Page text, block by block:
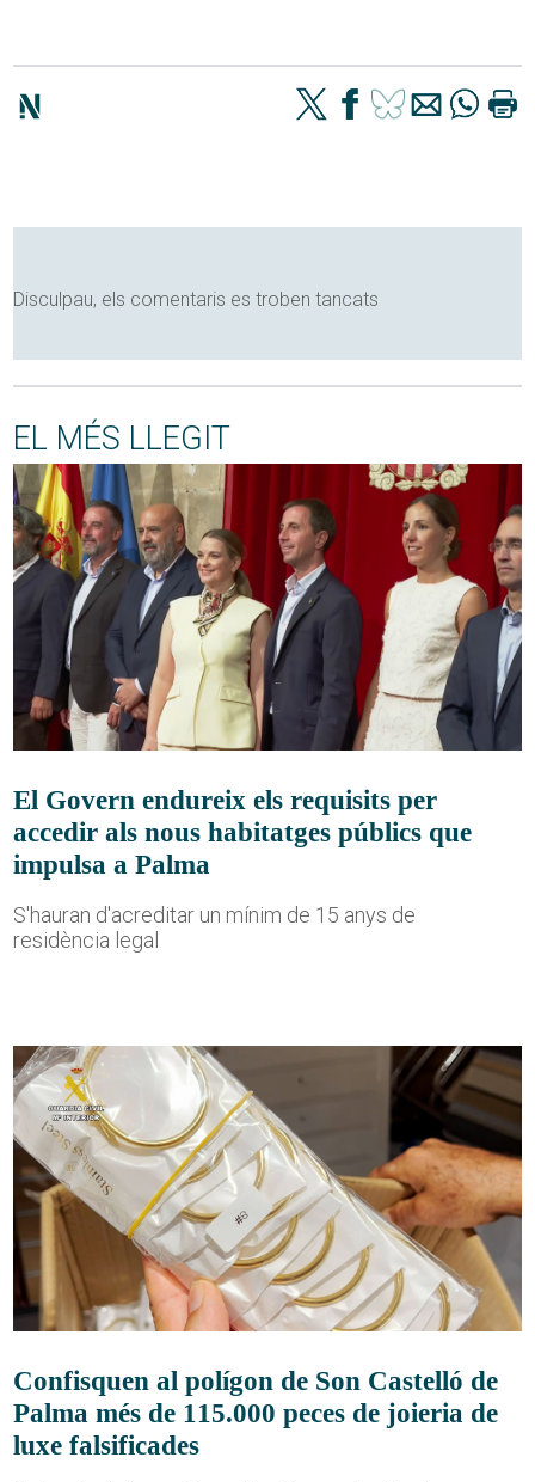
Disculpau, els comentaris es troben tancats
EL MÉS LLEGIT
El Govern endureix els requisits per
accedir als nous habitatges públics que
impulsa a Palma
S'hauran d'acreditar un mínim de 15 anys de
residència legal
Confisquen al polígon de Son Castelló de
Palma més de 115.000 peces de joieria de
luxe falsificades